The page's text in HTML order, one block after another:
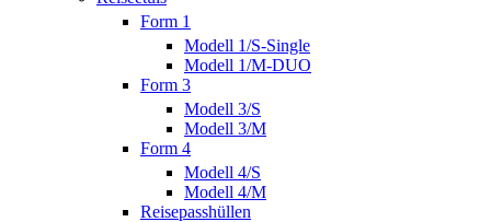
Form 1
Modell 1/S-Single
Modell 1/M-DUO
Form 3
Modell 3/S
Modell 3/M
Form 4
Modell 4/S
Modell 4/M
Reisepasshüllen